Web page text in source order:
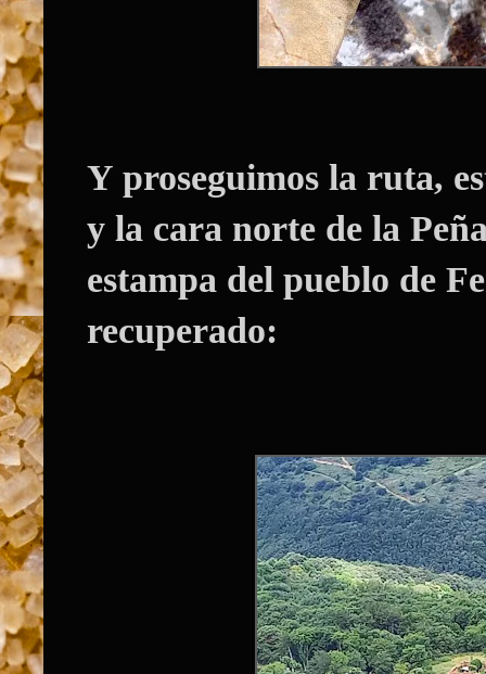
Y proseguimos la ruta,
y la cara norte de la
estampa del pueblo de
recuperado: